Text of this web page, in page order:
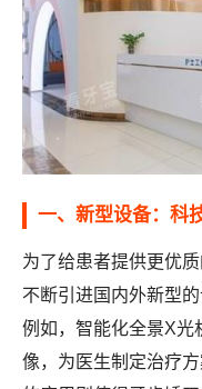
一、新型设备：科
为了给患者提供更优
不断引进国内外新型的
例如，智能化全景X光
像，为医生制定治疗